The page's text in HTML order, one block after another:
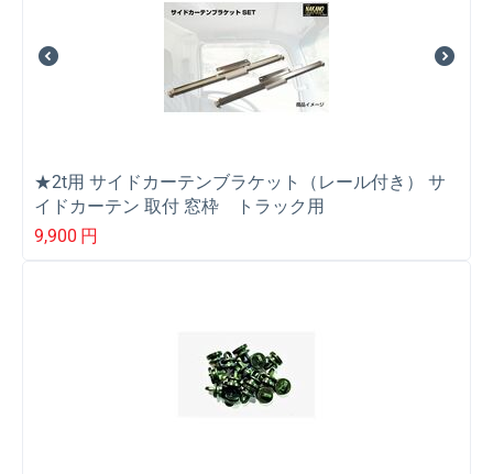
★2t用 サイドカーテンブラケット（レール付き） サ
イドカーテン 取付 窓枠 トラック用
9,900 円